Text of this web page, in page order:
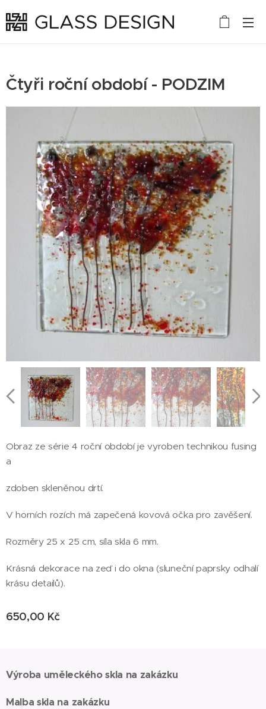
Čtyři roční období - PODZIM
Obraz ze série 4 roční období je vyroben technikou fusing
a
zdoben skleněnou drtí.
V horních rozích má zapečená kovová očka pro zavěšení.
Rozměry 25 x 25 cm, síla skla 6 mm.
Krásná dekorace na zeď i do okna (sluneční paprsky odhalí
krásu detailů).
650,00 Kč
Výroba uměleckého skla na zakázku
Malba skla na zakázku